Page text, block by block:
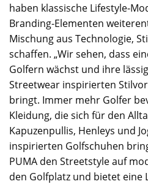
haben klassische Lifestyle-
Branding-Elementen
Mischung aus Technologie,
schaffen. „Wir sehen, dass
Golfern wächst und ihre
Streetwear inspirierten
bringt. Immer mehr Golfer
Kleidung, die sich für den
Kapuzenpullis, Henleys und
inspirierten Golfschuhen
PUMA den Streetstyle auf
den Golfplatz und bietet eine